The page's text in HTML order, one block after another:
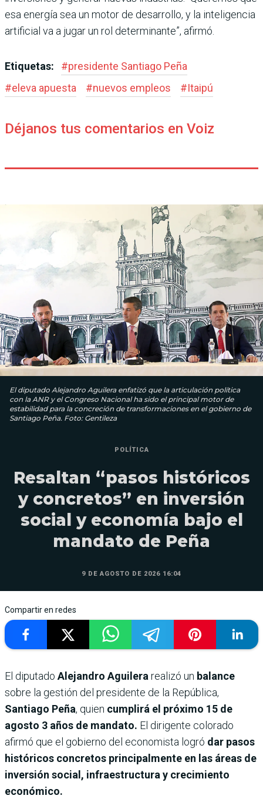
esa energía sea un motor de desarrollo, y la inte­ligencia
artificial va a jugar un rol determinante”, afirmó.
Etiquetas: #presidente Santiago Peña
#eleva apuesta #nuevos empleos #Itaipú
Déjanos tus comentarios en Voiz
El diputado Alejandro Aguilera enfatizó que la articulación política
con la ANR y el Congreso Nacional ha sido el principal motor de
estabilidad para la concreción de transformaciones en el gobierno de
Santiago Peña. Foto: Gentileza
POLÍTICA
Resaltan “pasos históricos
y concretos” en inversión
social y economía bajo el
mandato de Peña
9 DE AGOSTO DE 2026 16:04
Compartir en redes
El diputado Alejandro Aguilera realizó un balance
sobre la gestión del presidente de la República,
Santiago Peña, quien cumplirá el próximo 15 de
agosto 3 años de mandato. El dirigente colorado
afirmó que el gobierno del economista logró dar pasos
históricos concretos principalmente en las áreas de
inversión social, infraestructura y crecimiento
económico.